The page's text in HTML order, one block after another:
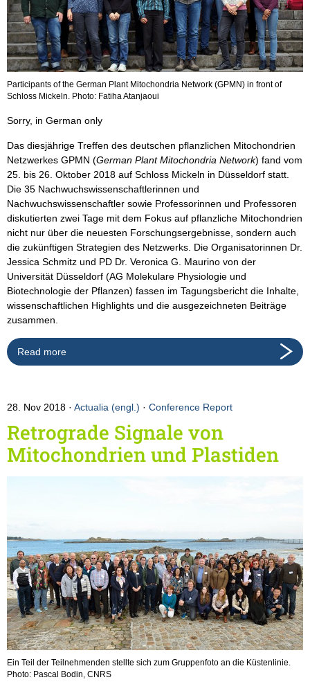
Participants of the German Plant Mitochondria Network (GPMN) in front of
Schloss Mickeln. Photo: Fatiha Atanjaoui
Sorry, in German only
Das diesjährige Treffen des deutschen pflanzlichen Mitochondrien
Netzwerkes GPMN (German Plant Mitochondria Network) fand vom
25. bis 26. Oktober 2018 auf Schloss Mickeln in Düsseldorf statt.
Die 35 Nachwuchswissenschaftlerinnen und
Nachwuchswissenschaftler sowie Professorinnen und Professoren
diskutierten zwei Tage mit dem Fokus auf pflanzliche Mitochondrien
nicht nur über die neuesten Forschungsergebnisse, sondern auch
die zukünftigen Strategien des Netzwerks. Die Organisatorinnen Dr.
Jessica Schmitz und PD Dr. Veronica G. Maurino von der
Universität Düsseldorf (AG Molekulare Physiologie und
Biotechnologie der Pflanzen) fassen im Tagungsbericht die Inhalte,
wissenschaftlichen Highlights und die ausgezeichneten Beiträge
zusammen.
Read more
28. Nov 2018 Actualia (engl.) · Conference Report
Retrograde Signale von
Mitochondrien und Plastiden
Ein Teil der Teilnehmenden stellte sich zum Gruppenfoto an die Küstenlinie.
Photo: Pascal Bodin, CNRS